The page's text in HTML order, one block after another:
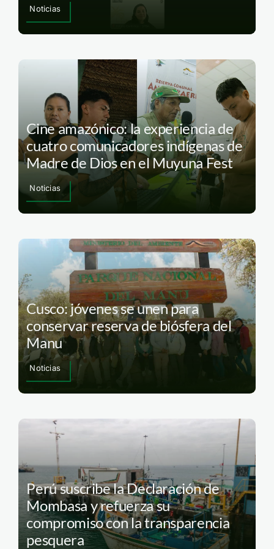
Noticias
Cine amazónico: la experiencia de
cuatro comunicadores indígenas de
Madre de Dios en el Muyuna Fest
Noticias
Cusco: jóvenes se unen para
conservar reserva de biósfera del
Manu
Noticias
Perú suscribe la Declaración de
Mombasa y refuerza su
compromiso con la transparencia
pesquera